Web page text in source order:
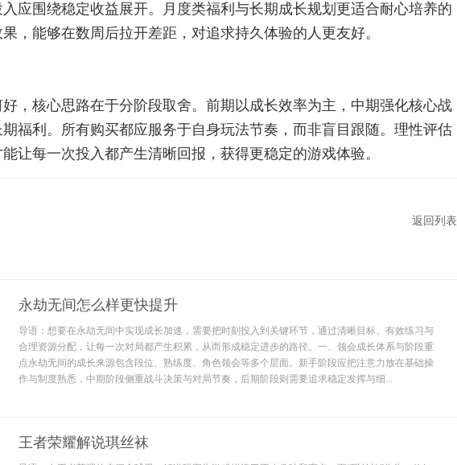
应围绕稳定收益展开。月度类福利与长期成长规划更适合耐心培养的
，能够在数周后拉开差距，对追求持久体验的人更友好。
，核心思路在于分阶段取舍。前期以成长效率为主，中期强化核心战
福利。所有购买都应服务于自身玩法节奏，而非盲目跟随。理性评估
让每一次投入都产生清晰回报，获得更稳定的游戏体验。
返回列表
永劫无间怎么样更快提升
导语：想要在永劫无间中实现成长加速，需要把时刻投入到关键环节，通过清晰目标、有效练习与
合理资源分配，让每一次对局都产生积累，从而形成稳定进步的路径。一、领会成长体系与阶段重
点永劫无间的成长来源包含段位、熟练度、角色领会等多个层面。新手阶段应把注意力放在基础操
作与制度熟悉，中期阶段侧重战斗决策与对局节奏，后期阶段则需要追求稳定发挥与细...
王者荣耀解说琪丝袜